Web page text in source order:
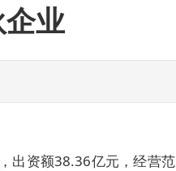
业
出资额38.36亿元，经营范